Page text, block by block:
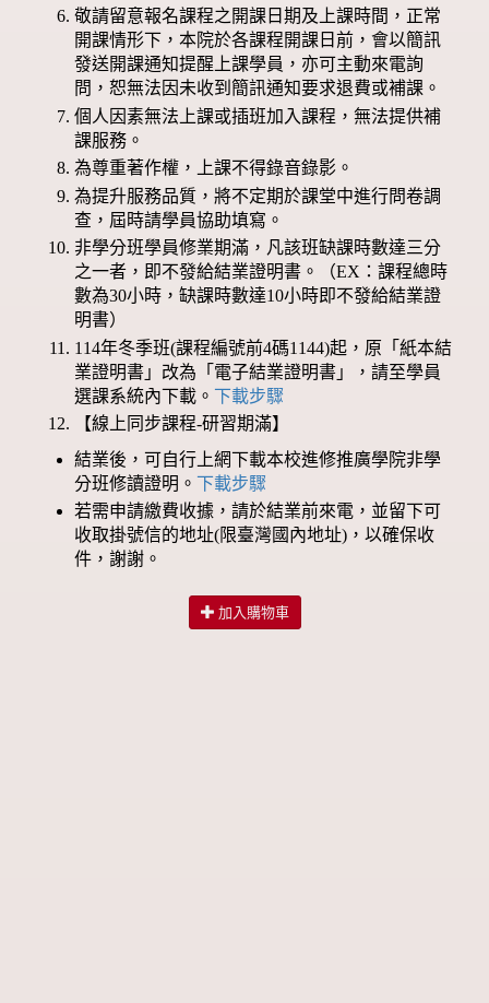
敬請留意報名課程之開課日期及上課時間，正常
開課情形下，本院於各課程開課日前，會以簡訊
發送開課通知提醒上課學員，亦可主動來電詢
問，恕無法因未收到簡訊通知要求退費或補課。
個人因素無法上課或插班加入課程，無法提供補
課服務。
為尊重著作權，上課不得錄音錄影。
為提升服務品質，將不定期於課堂中進行問卷調
查，屆時請學員協助填寫。
非學分班學員修業期滿，凡該班缺課時數達三分
之一者，即不發給結業證明書。（EX：課程總時
數為30小時，缺課時數達10小時即不發給結業證
明書）
114年冬季班(課程編號前4碼1144)起，原「紙本結
業證明書」改為「電子結業證明書」，請至學員
選課系統內下載。 下載步驟
【線上同步課程-研習期滿】
結業後，可自行上網下載本校進修推廣學院非學
分班修讀證明。 下載步驟
若需申請繳費收據，請於結業前來電，並留下可
收取掛號信的地址(限臺灣國內地址)，以確保收
件，謝謝。
加入購物車